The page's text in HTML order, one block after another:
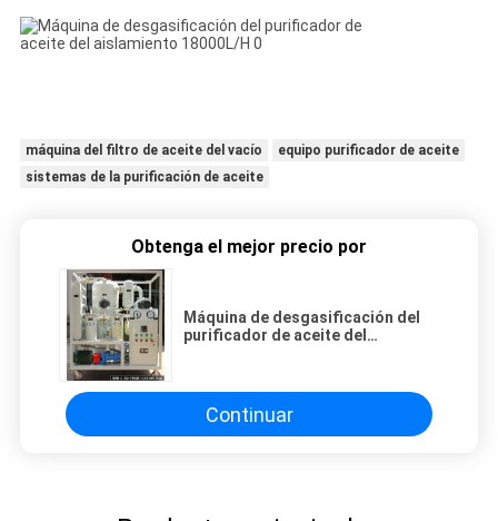
máquina del filtro de aceite del vacío
equipo purificador de aceite
sistemas de la purificación de aceite
Obtenga el mejor precio por
Máquina de desgasificación del
purificador de aceite del
Continuar